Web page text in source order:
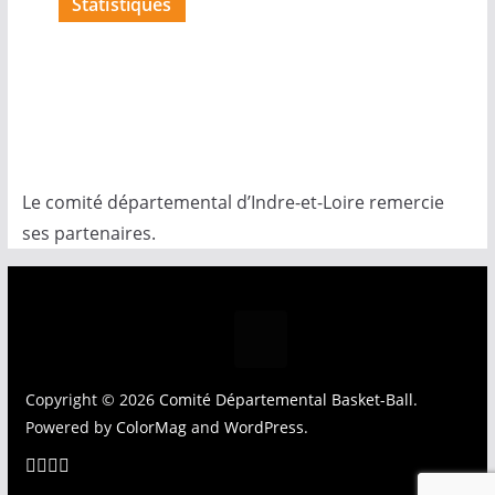
Le comité départemental d’Indre-et-Loire remercie
ses partenaires.
Copyright © 2026 Comité Départemental Basket-Ball.
Powered by ColorMagand WordPress.